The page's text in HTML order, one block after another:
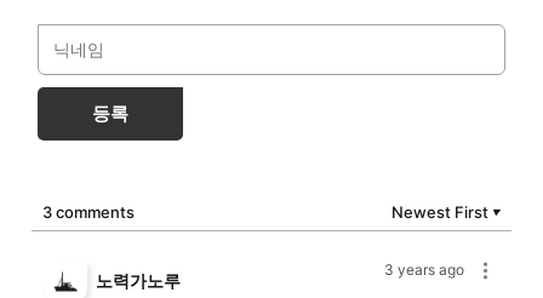
등록
3 comments Newest First ▼
3 years ago
노력가노루